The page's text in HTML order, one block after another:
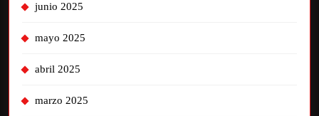
junio 2025
mayo 2025
abril 2025
marzo 2025